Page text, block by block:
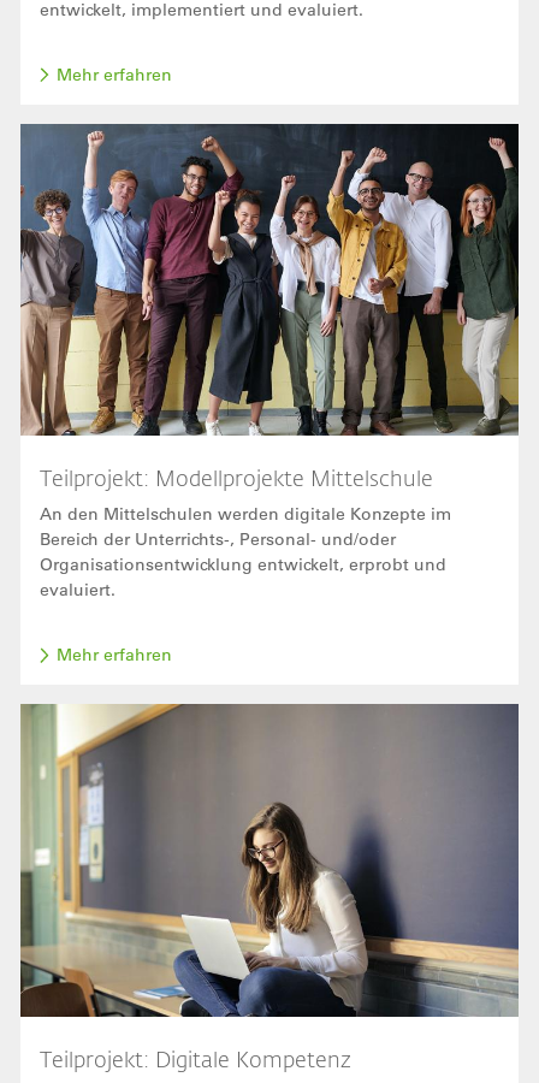
entwickelt, implementiert und evaluiert.
Mehr erfahren
Teilprojekt: Modellprojekte Mittelschule
An den Mittelschulen werden digitale Konzepte im
Bereich der Unterrichts-, Personal- und/oder
Organisationsentwicklung entwickelt, erprobt und
evaluiert.
Mehr erfahren
Bild
Teilprojekt: Digitale Kompetenz